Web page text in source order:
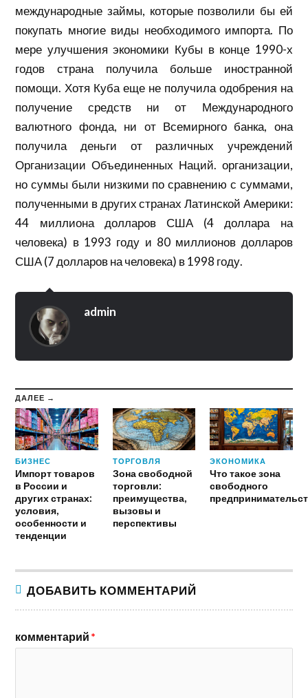
международные займы, которые позволили бы ей
покупать многие виды необходимого импорта. По
мере улучшения экономики Кубы в конце 1990-х
годов страна получила больше иностранной
помощи. Хотя Куба еще не получила одобрения на
получение средств ни от Международного
валютного фонда, ни от Всемирного банка, она
получила деньги от различных учреждений
Организации Объединенных Наций. организации,
но суммы были низкими по сравнению с суммами,
полученными в других странах Латинской Америки:
44 миллиона долларов США (4 доллара на
человека) в 1993 году и 80 миллионов долларов
США (7 долларов на человека) в 1998 году.
admin
ДАЛЕЕ →
БИЗНЕС
Импорт товаров
в России и
других странах:
условия,
особенности и
тенденции
ТОРГОВЛЯ
Зона свободной
торговли:
преимущества,
вызовы и
перспективы
ЭКОНОМИКА
Что такое зона
свободного
ДОБАВИТЬ КОММЕНТАРИЙ
комментарий *